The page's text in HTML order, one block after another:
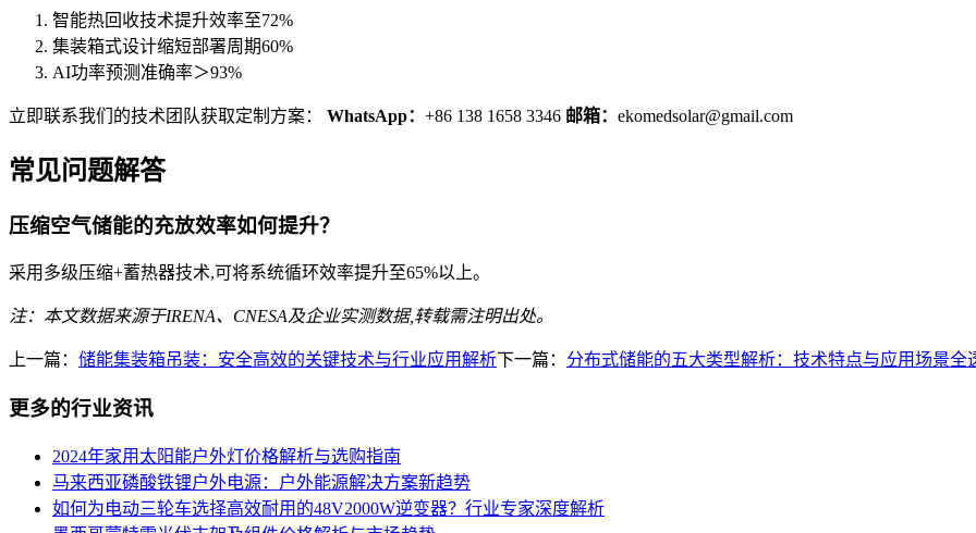
智能热回收技术提升效率至72%
集装箱式设计缩短部署周期60%
AI功率预测准确率＞93%
立即联系我们的技术团队获取定制方案： WhatsApp： +86 138 1658 3346 邮箱： ekomedsolar@gmail.com
常见问题解答
压缩空气储能的充放效率如何提升？
采用多级压缩+蓄热器技术,可将系统循环效率提升至65%以上。
注：本文数据来源于IRENA、CNESA及企业实测数据,转载需注明出处。
上一篇： 储能集装箱吊装：安全高效的关键技术与行业应用解析 下一篇： 分布式储能的五大类型解析：技术特点与应用场景全
更多的行业资讯
2024年家用太阳能户外灯价格解析与选购指南
马来西亚磷酸铁锂户外电源：户外能源解决方案新趋势
如何为电动三轮车选择高效耐用的48V2000W逆变器？行业专家深度解析